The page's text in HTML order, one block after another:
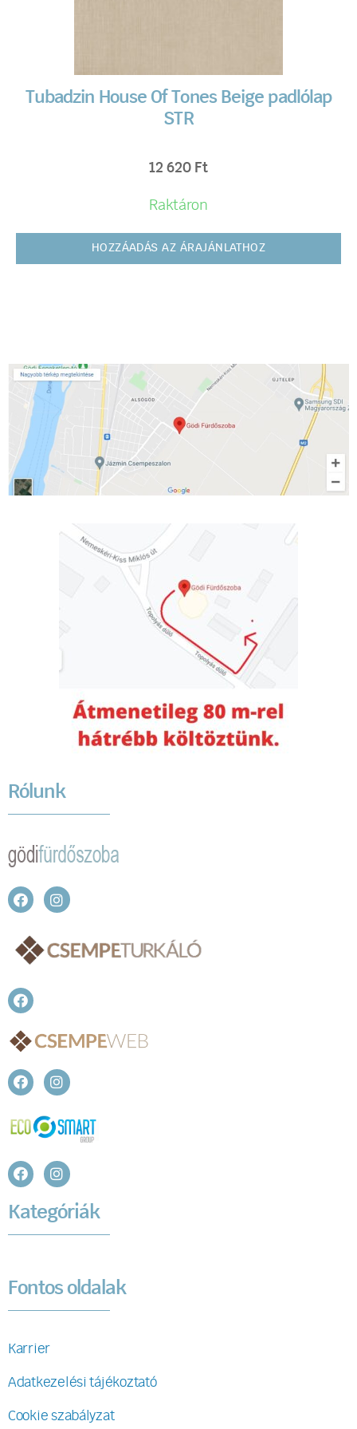
Tubadzin House Of Tones Beige padlólap
STR
12 620 Ft
Raktáron
HOZZÁADÁS AZ ÁRAJÁNLATHOZ
Rólunk
Kategóriák
Fontos oldalak
Karrier
Adatkezelési tájékoztató
Cookie szabályzat